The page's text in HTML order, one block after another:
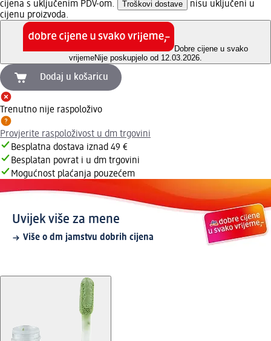
cijena s uključenim PDV-om. Troškovi dostave
nisu uključeni u
cijenu proizvoda.
Dobre cijene u svako
vrijemeNije poskupjelo od 12.03.2026.
Dodaj u košaricu
Trenutno nije raspoloživo
Provjerite raspoloživost u dm trgovini
Besplatna dostava iznad 49 €
Besplatan povrat i u dm trgovini
Mogućnost plaćanja pouzećem
Uvijek više za mene
Više o dm jamstvu dobrih cijena